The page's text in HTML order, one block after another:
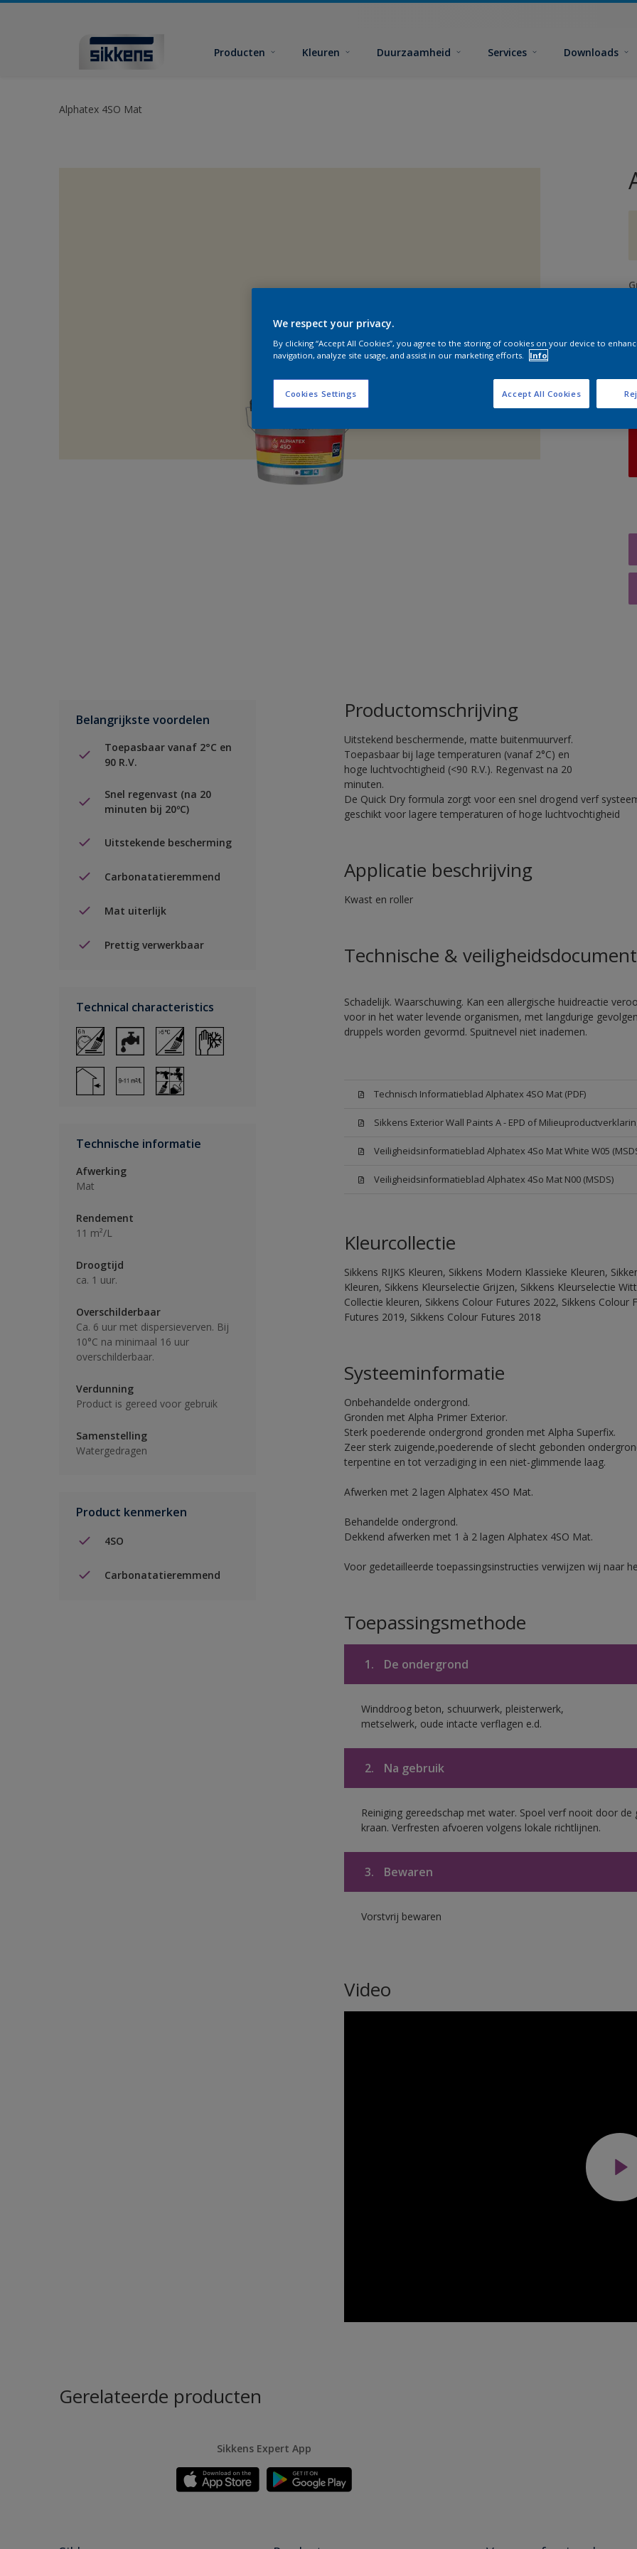
Producten Kleuren Duurzaamheid Services Downloads
Alphatex 4SO Mat
Belangrijkste voordelen
Toepasbaar vanaf 2°C en
90 R.V.
Snel regenvast (na 20
minuten bij 20ºC)
Uitstekende bescherming
Carbonatatieremmend
Mat uiterlijk
Prettig verwerkbaar
Technical characteristics
Technische informatie
Afwerking
Mat
Rendement
11 m²/L
Droogtijd
ca. 1 uur.
Overschilderbaar
Ca. 6 uur met dispersieverven. Bij
10°C na minimaal 16 uur
overschilderbaar.
Verdunning
Product is gereed voor gebruik
Samenstelling
Watergedragen
Product kenmerken
4SO
Carbonatatieremmend
Productomschrijving
Uitstekend beschermende, matte buitenmuurverf.
Toepasbaar bij lage temperaturen (vanaf 2°C) en
hoge luchtvochtigheid (<90 R.V.). Regenvast na 20
minuten.
De Quick Dry formula zorgt voor een snel drogend verf
geschikt voor lagere temperaturen of hoge luchtvochtigheid
Applicatie beschrijving
Kwast en roller
Technische &
Schadelijk. Waarschuwing. Kan een allergische huidreactie
voor in het water levende organismen, met langdurige
druppels worden gevormd. Spuitnevel niet inademen.
Technisch Informatieblad Alphatex 4SO Mat (PDF)
Sikkens Exterior Wall Paints A - EPD of
Veiligheidsinformatieblad Alphatex 4So Mat White W05
Veiligheidsinformatieblad Alphatex 4So Mat N00 (MSDS)
Kleurcollectie
Sikkens RIJKS Kleuren, Sikkens Modern Klassieke Kleuren,
Kleuren, Sikkens Kleurselectie Grijzen, Sikkens Kleurselectie
Collectie kleuren, Sikkens Colour Futures 2022, Sikkens
Futures 2019, Sikkens Colour Futures 2018
Systeeminformatie
Onbehandelde ondergrond.
Gronden met Alpha Primer Exterior.
Sterk poederende ondergrond gronden met Alpha Superfix.
Zeer sterk zuigende,poederende of slecht gebonden
terpentine en tot verzadiging in een niet-glimmende laag.
Afwerken met 2 lagen Alphatex 4SO Mat.
Behandelde ondergrond.
Dekkend afwerken met 1 à 2 lagen Alphatex 4SO Mat.
Voor gedetailleerde toepassingsinstructies verwijzen wij naar
Toepassingsmethode
1. De ondergrond
Winddroog beton, schuurwerk, pleisterwerk,
metselwerk, oude intacte verflagen e.d.
2. Na gebruik
Reiniging gereedschap met water. Spoel verf nooit door
kraan. Verfresten afvoeren volgens lokale richtlijnen.
3. Bewaren
Vorstvrij bewaren
Video
Gerelateerde producten
Sikkens Expert App
We respect your privacy.
By clicking “Accept All Cookies”, you agree to the storing of cookies on your device to
navigation, analyze site usage, and assist in our marketing efforts.
Info
Cookies Settings Accept All Cookies